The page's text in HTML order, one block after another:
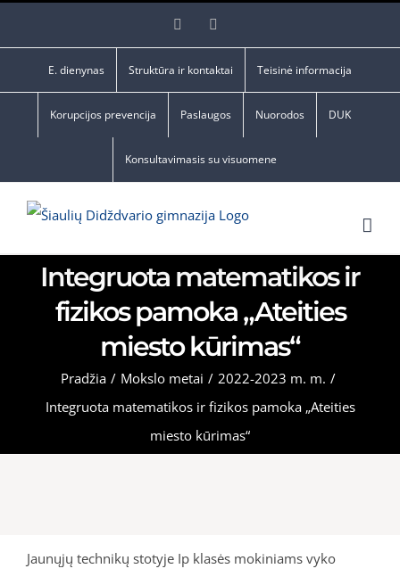
Facebook
E. dienynas Struktūra ir kontaktai Teisinė informacija
Korupcijos prevencija Paslaugos Nuorodos DUK
Konsultavimasis su visuomene
Integruota matematikos ir
fizikos pamoka „Ateities
miesto kūrimas“
Pradžia / Mokslo metai / 2022-2023 m. m. /
Integruota matematikos ir fizikos pamoka „Ateities
miesto kūrimas“
Jaunųjų technikų stotyje Ip klasės mokiniams vyko